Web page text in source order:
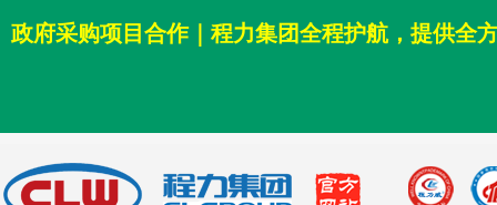
政府采购项目合作｜程力集团全程护航，提供全